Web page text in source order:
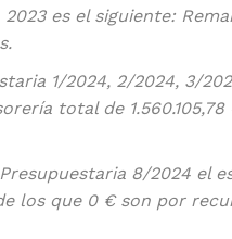
es el siguiente:
1/2024, 2/2024, 3/
total de
8/2024 el
los que 0 € son por